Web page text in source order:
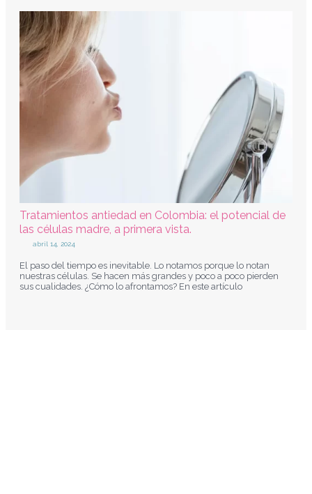
Tratamientos antiedad en Colombia: el potencial de
las células madre, a primera vista.
abril 14, 2024
El paso del tiempo es inevitable. Lo notamos porque lo notan
nuestras células. Se hacen más grandes y poco a poco pierden
sus cualidades. ¿Cómo lo afrontamos? En este artículo